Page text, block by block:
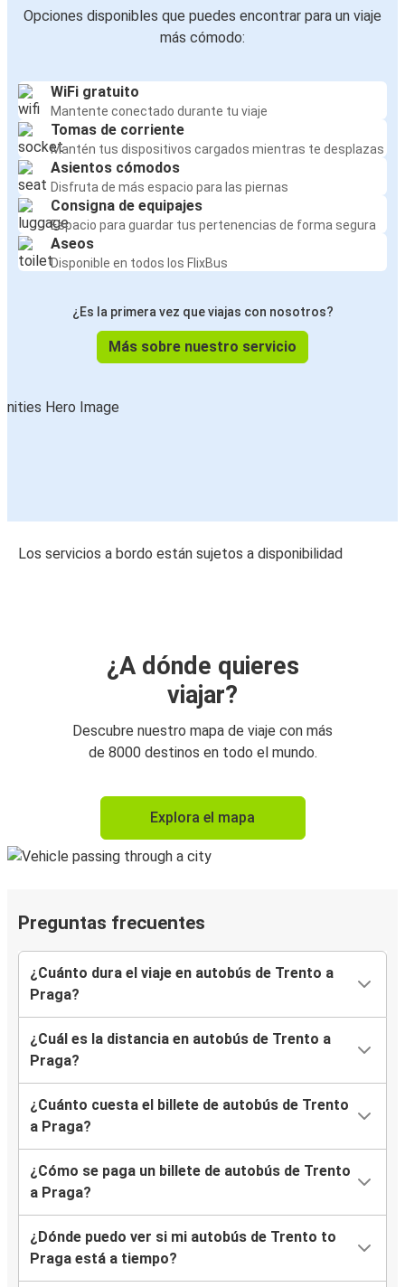
Opciones disponibles que puedes encontrar para un viaje
más cómodo:
WiFi gratuito
Mantente conectado durante tu viaje
Tomas de corriente
Mantén tus dispositivos cargados mientras te desplazas
Asientos cómodos
Disfruta de más espacio para las piernas
Consigna de equipajes
Espacio para guardar tus pertenencias de forma segura
Aseos
Disponible en todos los FlixBus
¿Es la primera vez que viajas con nosotros?
Más sobre nuestro servicio
Los servicios a bordo están sujetos a disponibilidad
¿A dónde quieres
viajar?
Descubre nuestro mapa de viaje con más
de 8000 destinos en todo el mundo.
Explora el mapa
Preguntas frecuentes
¿Cuánto dura el viaje en autobús de Trento a
Praga?
¿Cuál es la distancia en autobús de Trento a
Praga?
¿Cuánto cuesta el billete de autobús de Trento
a Praga?
¿Cómo se paga un billete de autobús de Trento
a Praga?
¿Dónde puedo ver si mi autobús de Trento to
Praga está a tiempo?